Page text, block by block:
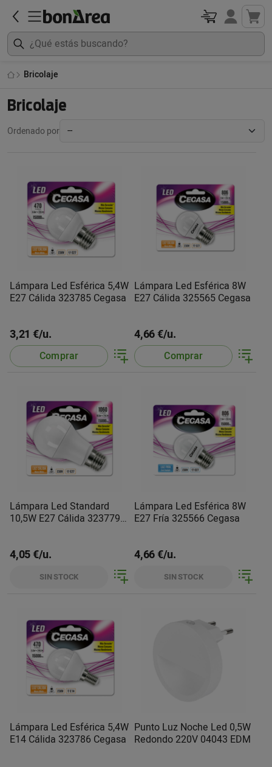
Bricolaje
Bricolaje
Ordenado por
Lámpara Led Esférica 5,4W
E27 Cálida 323785 Cegasa
3,21 €/u.
Comprar
Lámpara Led Esférica 8W
E27 Cálida 325565 Cegasa
4,66 €/u.
Comprar
Lámpara Led Standard
10,5W E27 Cálida 323779
4,05 €/u.
SIN STOCK
Lámpara Led Esférica 8W
E27 Fría 325566 Cegasa
4,66 €/u.
SIN STOCK
Lámpara Led Esférica 5,4W
E14 Cálida 323786 Cegasa
Punto Luz Noche Led 0,5W
Redondo 220V 04043 EDM